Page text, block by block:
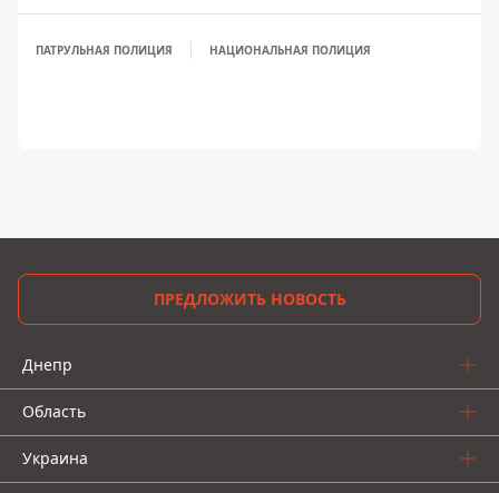
ПАТРУЛЬНАЯ ПОЛИЦИЯ НАЦИОНАЛЬНАЯ ПОЛИЦИЯ
ПРЕДЛОЖИТЬ НОВОСТЬ
Днепр
Область
Украина